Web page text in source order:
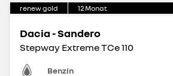
renew gold 12Monat
Dacia - Sandero
Stepway Extreme TCe 110
Benzin